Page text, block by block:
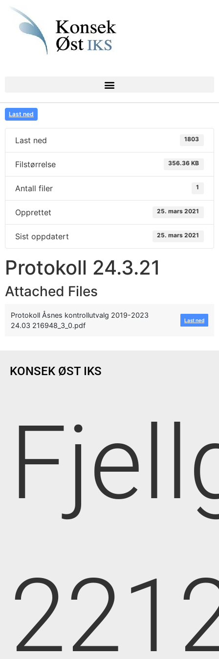
Last ned
Last ned 1803
Filstørrelse 356.36 KB
Antall filer 1
Opprettet 25. mars 2021
Sist oppdatert 25. mars 2021
Protokoll 24.3.21
Attached Files
Protokoll Åsnes kontrollutvalg 2019-2023
24.03 216948_3_0.pdf
Last ned
KONSEK ØST IKS